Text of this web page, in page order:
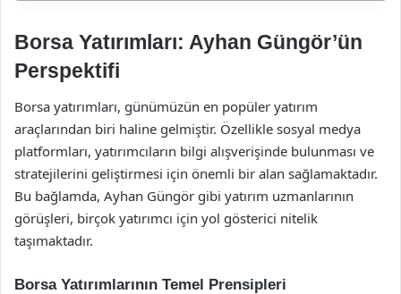
Borsa Yatırımları: Ayhan Güngör’ün
Perspektifi
Borsa yatırımları, günümüzün en popüler yatırım
araçlarından biri haline gelmiştir. Özellikle sosyal medya
platformları, yatırımcıların bilgi alışverişinde bulunması ve
stratejilerini geliştirmesi için önemli bir alan sağlamaktadır.
Bu bağlamda, Ayhan Güngör gibi yatırım uzmanlarının
görüşleri, birçok yatırımcı için yol gösterici nitelik
taşımaktadır.
Borsa Yatırımlarının Temel Prensipleri